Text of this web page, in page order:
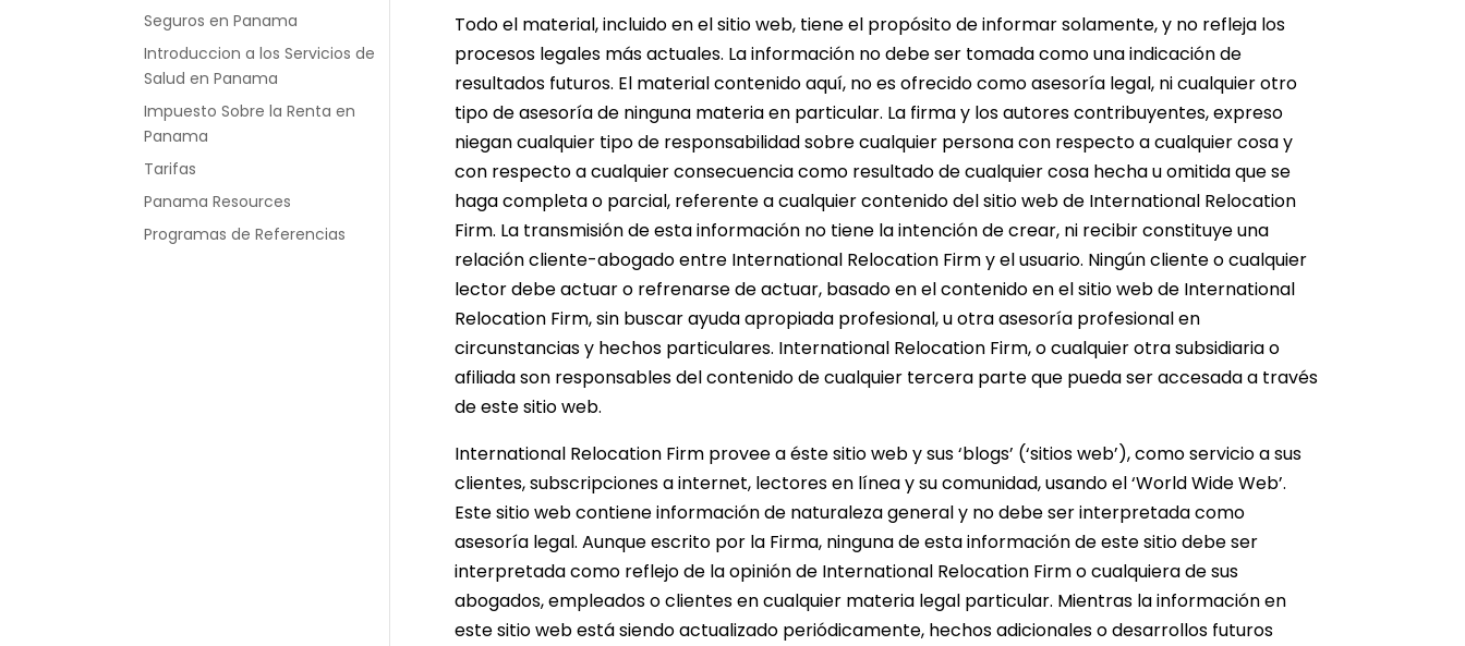
Todo el material, incluido en el sitio web, tiene el propósito de informar solamente, y no refleja los
procesos legales más actuales. La información no debe ser tomada como una indicación de
resultados futuros. El material contenido aquí, no es ofrecido como asesoría legal, ni cualquier otro
tipo de asesoría de ninguna materia en particular. La firma y los autores contribuyentes, expreso
niegan cualquier tipo de responsabilidad sobre cualquier persona con respecto a cualquier cosa y
con respecto a cualquier consecuencia como resultado de cualquier cosa hecha u omitida que se
haga completa o parcial, referente a cualquier contenido del sitio web de International Relocation
Firm. La transmisión de esta información no tiene la intención de crear, ni recibir constituye una
relación cliente-abogado entre International Relocation Firm y el usuario. Ningún cliente o cualquier
lector debe actuar o refrenarse de actuar, basado en el contenido en el sitio web de International
Relocation Firm, sin buscar ayuda apropiada profesional, u otra asesoría profesional en
circunstancias y hechos particulares. International Relocation Firm, o cualquier otra subsidiaria o
afiliada son responsables del contenido de cualquier tercera parte que pueda ser accesada a través
de este sitio web.
International Relocation Firm provee a éste sitio web y sus ‘blogs’ (‘sitios web’), como servicio a sus
clientes, subscripciones a internet, lectores en línea y su comunidad, usando el ‘World Wide Web’.
Este sitio web contiene información de naturaleza general y no debe ser interpretada como
asesoría legal. Aunque escrito por la Firma, ninguna de esta información de este sitio debe ser
interpretada como reflejo de la opinión de International Relocation Firm o cualquiera de sus
abogados, empleados o clientes en cualquier materia legal particular. Mientras la información en
este sitio web está siendo actualizado periódicamente, hechos adicionales o desarrollos futuros
Seguros en Panama
Introduccion a los Servicios de
Salud en Panama
Impuesto Sobre la Renta en
Panama
Tarifas
Panama Resources
Programas de Referencias